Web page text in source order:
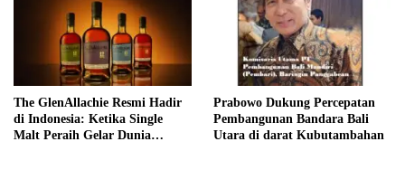
The GlenAllachie Resmi Hadir
di Indonesia: Ketika Single
Malt Peraih Gelar Dunia
Prabowo Dukung Percepatan
Pembangunan Bandara Bali
Utara di darat Kubutambahan